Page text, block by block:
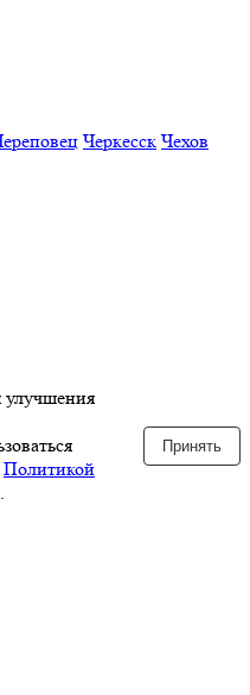
Черкесск Чехов
Политикой
.
Принять